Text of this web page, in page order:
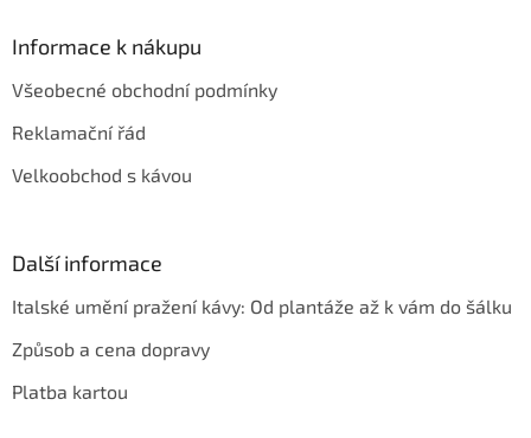
Informace k nákupu
Všeobecné obchodní podmínky
Reklamační řád
Velkoobchod s kávou
Další informace
Italské umění pražení kávy: Od plantáže až k vám do šálku
Způsob a cena dopravy
Platba kartou